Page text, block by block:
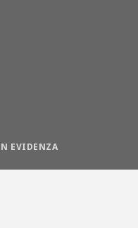
EVIDENZA